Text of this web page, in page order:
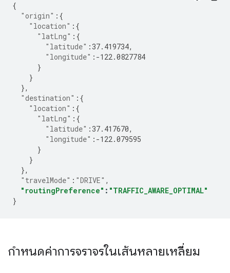
{
"origin" : {
"location" : {
"latLng" : {
"latitude" : 37.419734,
"longitude" :-122.0827784
}
}
},
"destination" : {
"location" : {
"latLng" : {
"latitude" : 37.417670,
"longitude" :-122.079595
}
}
},
"travelMode" : "DRIVE" ,
"routingPreference" : "TRAFFIC_AWARE_OPTIMAL"
}
กำหนดค่าการจราจรในเส้นหลายเหลี่ยม